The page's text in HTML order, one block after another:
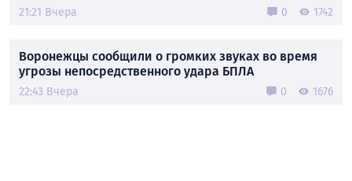
21:21 Вчера 0 1742
Воронежцы сообщили о громких звуках во время
угрозы непосредственного удара БПЛА
22:43 Вчера 0 1676